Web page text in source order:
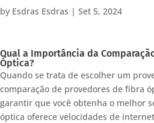
by Esdras Esdras | Set 5, 2024
Qual a Importância da
Óptica?
Quando se trata de escolher um
comparação de provedores de fibra
garantir que você obtenha o melhor
óptica oferece velocidades de